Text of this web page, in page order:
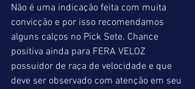
Não é uma indicação feita com muita
convicção e por isso recomendamos
alguns calços no Pick Sete. Chance
positiva ainda para FERA VELOZ
possuidor de raça de velocidade e que
deve ser observado com atenção em seu